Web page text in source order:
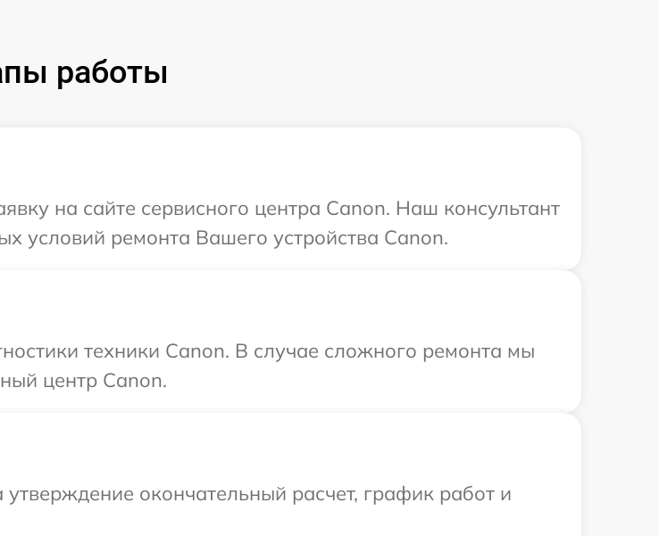
работы
на сайте сервисного центра Canon. Наш консультант
условий ремонта Вашего устройства Canon.
техники Canon. В случае сложного ремонта мы
центр Canon.
окончательный расчет, график работ и